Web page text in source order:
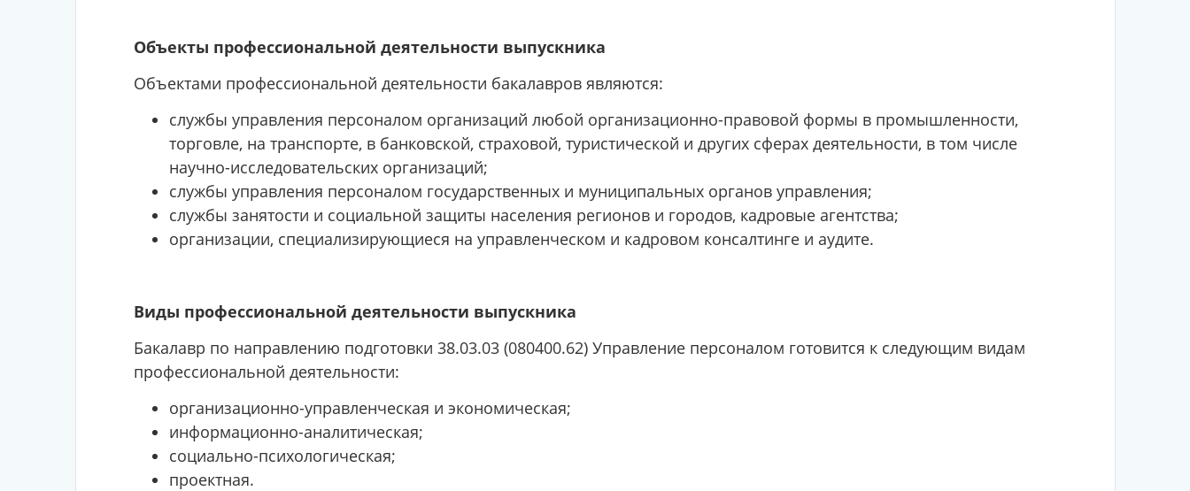
Объекты профессиональной деятельности выпускника
Объектами профессиональной деятельности бакалавров являются:
службы управления персоналом организаций любой организационно-правовой формы в промышленности,
торговле, на транспорте, в банковской, страховой, туристической и других сферах деятельности, в том числе
научно-исследовательских организаций;
службы управления персоналом государственных и муниципальных органов управления;
службы занятости и социальной защиты населения регионов и городов, кадровые агентства;
организации, специализирующиеся на управленческом и кадровом консалтинге и аудите.
Виды профессиональной деятельности выпускника
Бакалавр по направлению подготовки 38.03.03 (080400.62) Управление персоналом готовится к следующим видам
профессиональной деятельности:
организационно-управленческая и экономическая;
информационно-аналитическая;
социально-психологическая;
проектная.